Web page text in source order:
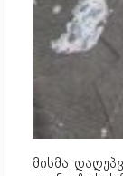
მისმა